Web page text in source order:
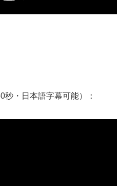
秒・日本語字幕可能）：